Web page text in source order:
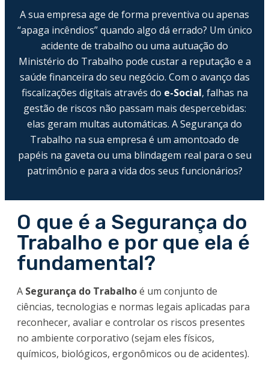
A sua empresa age de forma preventiva ou apenas
“apaga incêndios” quando algo dá errado? Um único
acidente de trabalho ou uma autuação do
Ministério do Trabalho pode custar a reputação e a
saúde financeira do seu negócio. Com o avanço das
fiscalizações digitais através do e-Social, falhas na
gestão de riscos não passam mais despercebidas:
elas geram multas automáticas. A Segurança do
Trabalho na sua empresa é um amontoado de
papéis na gaveta ou uma blindagem real para o seu
patrimônio e para a vida dos seus funcionários?
O que é a Segurança do
Trabalho e por que ela é
fundamental?
A Segurança do Trabalhoé um conjunto de
ciências, tecnologias e normas legais aplicadas para
reconhecer, avaliar e controlar os riscos presentes
no ambiente corporativo (sejam eles físicos,
químicos, biológicos, ergonômicos ou de acidentes).